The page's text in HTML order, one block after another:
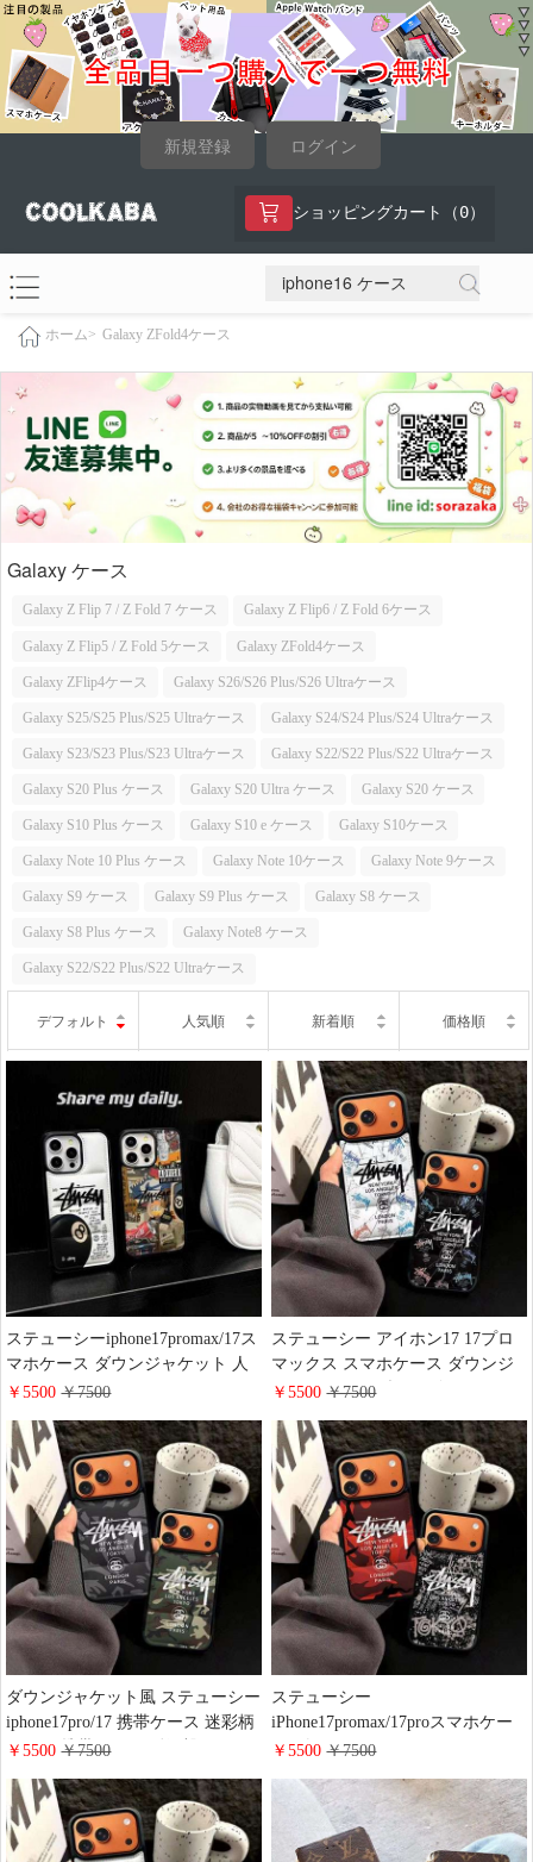
新規登録 ログイン
ショッピングカート（ 0）
ホーム> Galaxy ZFold4ケース
Galaxy ケース
Galaxy Z Flip 7 / Z Fold 7 ケース Galaxy Z Flip6 / Z Fold 6ケース
Galaxy Z Flip5 / Z Fold 5ケース Galaxy ZFold4ケース
Galaxy ZFlip4ケース Galaxy S26/S26 Plus/S26 Ultraケース
Galaxy S25/S25 Plus/S25 Ultraケース Galaxy S24/S24 Plus/S24 Ultraケース
Galaxy S23/S23 Plus/S23 Ultraケース Galaxy S22/S22 Plus/S22 Ultraケース
Galaxy S20 Plus ケース Galaxy S20 Ultra ケース Galaxy S20 ケース
Galaxy S10 Plus ケース Galaxy S10 e ケース Galaxy S10ケース
Galaxy Note 10 Plus ケース Galaxy Note 10ケース Galaxy Note 9ケース
Galaxy S9 ケース Galaxy S9 Plus ケース Galaxy S8 ケース
Galaxy S8 Plus ケース Galaxy Note8 ケース
Galaxy S22/S22 Plus/S22 Ultraケース
デフォルト 人気順 新着順 価格順
ステューシーiphone17promax/17ス
マホケース ダウンジャケット 人
気 黒 8 ボール テーマ stussy
トリート ファッション ブランド
galaxy s26/s25携帯ケース お 揃い
￥5500￥7500
ステューシー アイホン17 17プロ
マックス スマホケース ダウンジ
ャケット風 原型のロゴマーク
ス 欧米 ストリートブランド
galaxy s26/s26+携帯カバー 個性 潮
流 かっこいい
￥5500￥7500
ダウンジャケット風 ステューシー
iphone17pro/17 携帯ケース 迷彩柄
ソフト 携帯ケース 耐衝撃 stussy
ズ 大人可愛い ハイブランドgalaxy
s26/s26ultra保護ケース 高品質 ス
マホケース
￥5500￥7500
ステューシー
iPhone17promax/17proスマホケー
ス ダウンジャケット風 シグネチ
iphone16/15plus携帯ケース ソフト
耐衝撃 個性 galaxy s26/26+ケース
メンズ ストリート ブランド おし
￥5500￥7500